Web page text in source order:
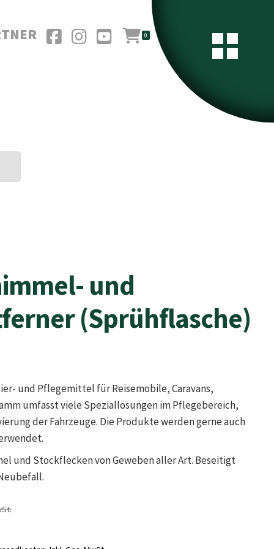
0
und
(Sprühflasche)
und Pflegemittel für Reisemobile, Caravans,
umfasst viele Speziallösungen im Pflegebereich,
der Fahrzeuge. Die Produkte werden gerne auch
und Stockflecken von Geweben aller Art. Beseitigt